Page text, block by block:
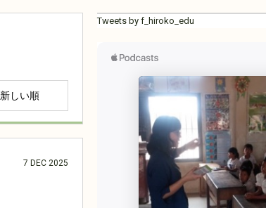
7 DEC 2025
Tweets by f_hiroko_edu